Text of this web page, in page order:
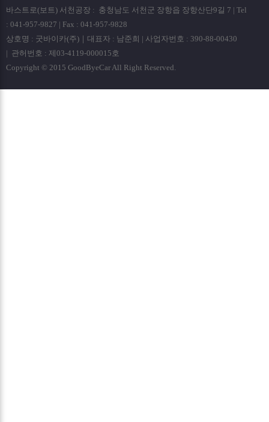
바스트로(보트) 서천공장 : 충청남도 서천군 장항읍 장항산단9길 7 | Tel
: 041-957-9827 | Fax : 041-957-9828
상호명 : 굿바이카(주)｜대표자 : 남준희 | 사업자번호 : 390-88-00430
| 관허번호 : 제03-4119-000015호
Copyright © 2015 GoodByeCar All Right Reserved.